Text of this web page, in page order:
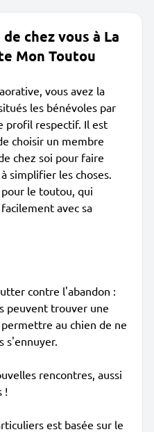
chez vous à La
Mon Toutou
vous avez la
les bénévoles par
profil respectif. Il est
choisir un membre
chez soi pour faire
simplifier les choses.
le toutou, qui
avec sa
contre l'abandon :
peuvent trouver une
au chien de ne
s'ennuyer.
rencontres, aussi
!
est basée sur le